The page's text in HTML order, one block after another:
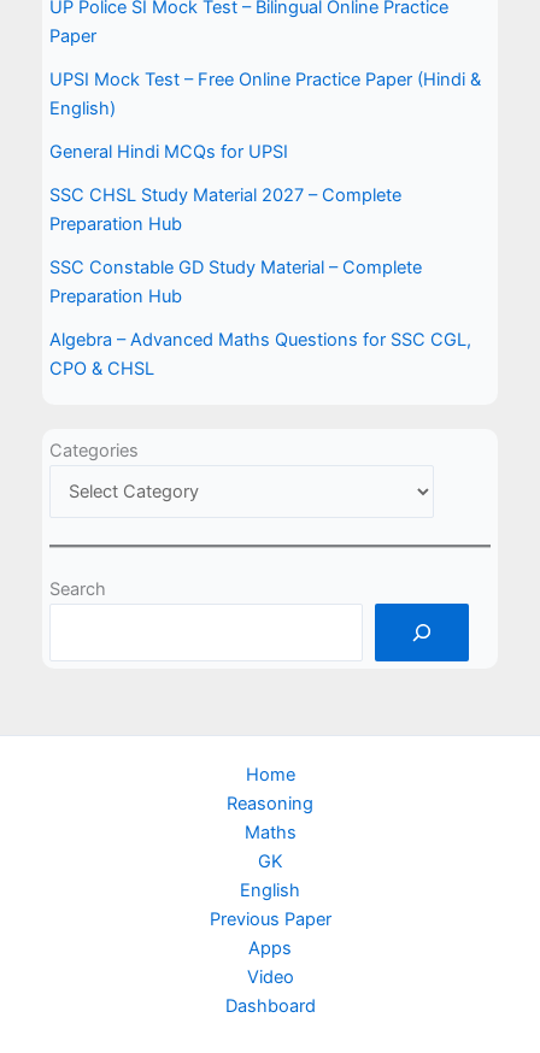
UP Police SI Mock Test – Bilingual Online Practice
Paper
UPSI Mock Test – Free Online Practice Paper (Hindi &
English)
General Hindi MCQs for UPSI
SSC CHSL Study Material 2027 – Complete
Preparation Hub
SSC Constable GD Study Material – Complete
Preparation Hub
Algebra – Advanced Maths Questions for SSC CGL,
CPO & CHSL
Categories
Search
Home
Reasoning
Maths
GK
English
Previous Paper
Apps
Video
Dashboard